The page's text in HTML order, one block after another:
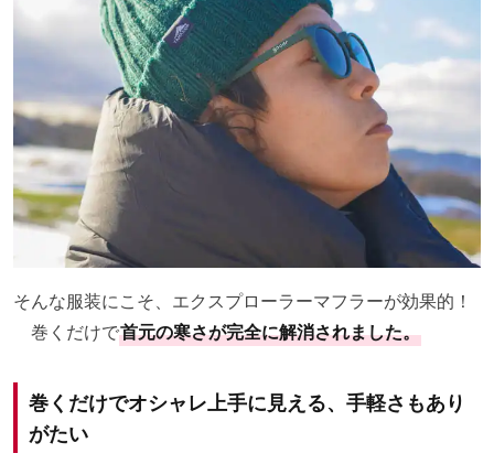
そんな服装にこそ、エクスプローラーマフラーが効果的！
巻くだけで首元の寒さが完全に解消されました。
巻くだけでオシャレ上手に見える、手軽さもあり
がたい